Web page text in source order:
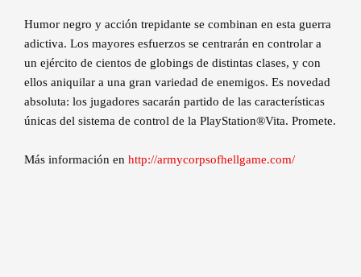
Humor negro y acción trepidante se combinan en esta guerra
adictiva. Los mayores esfuerzos se centrarán en controlar a
un ejército de cientos de globings de distintas clases, y con
ellos aniquilar a una gran variedad de enemigos. Es novedad
absoluta: los jugadores sacarán partido de las características
únicas del sistema de control de la PlayStation®Vita. Promete.
Más información en http://armycorpsofhellgame.com/